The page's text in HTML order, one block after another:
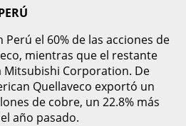
el 60% de las acciones de
mientras que el restante
Mitsubishi Corporation. De
Quellaveco exportó un
de cobre, un 22.8% más
año pasado.